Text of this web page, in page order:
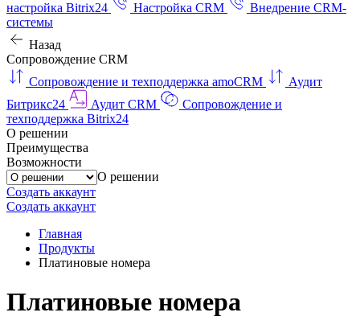
настройка Bitrix24
Настройка CRM
Внедрение CRM-
системы
Назад
Сопровождение CRM
Сопровождение и техподдержка amoCRM
Аудит
Битрикс24
Аудит CRM
Сопровождение и
техподдержка Bitrix24
О решении
Преимущества
Возможности
О решении
Создать аккаунт
Создать аккаунт
Главная
Продукты
Платиновые номера
Платиновые номера